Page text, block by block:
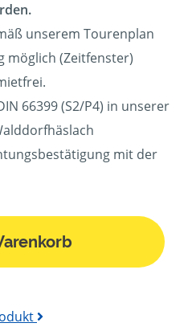
unserem Tourenplan
möglich (Zeitfenster)
66399 (S2/P4) in unserer
mit der